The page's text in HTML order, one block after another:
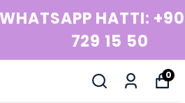
HATTI: +90 532
0